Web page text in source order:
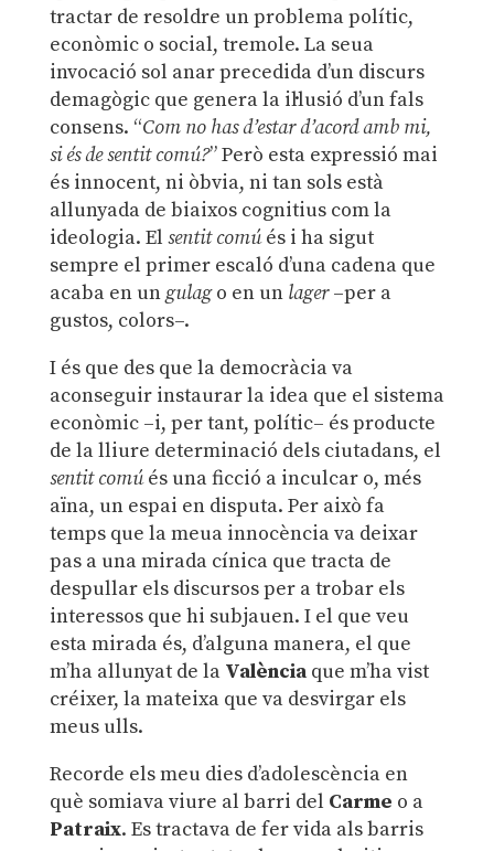
tractar de resoldre un problema polític,
econòmic o social, tremole. La seua
invocació sol anar precedida d’un discurs
demagògic que genera la il·lusió d’un fals
consens. “Com no has d’estar d’acord amb mi,
si és de sentit comú?” Però esta expressió mai
és innocent, ni òbvia, ni tan sols està
allunyada de biaixos cognitius com la
ideologia. El sentit comúés i ha sigut
sempre el primer escaló d’una cadena que
acaba en ungulago en un lager–per a
gustos, colors–.
I és que des que la democràcia va
aconseguir instaurar la idea que el sistema
econòmic –i, per tant, polític– és producte
de la lliure determinació dels ciutadans, el
sentit comúés una ficció a inculcar o, més
aïna, un espai en disputa. Per això fa
temps que la meua innocència va deixar
pas a una mirada cínica que tracta de
despullar els discursos per a trobar els
interessos que hi subjauen. I el que veu
esta mirada és, d’alguna manera, el que
m’ha allunyat de la Valènciaque m’ha vist
créixer, la mateixa que va desvirgar els
meus ulls.
Recorde els meu dies d’adolescència en
què somiava viure al barri del Carme o a
Patraix. Es tractava de fer vida als barris